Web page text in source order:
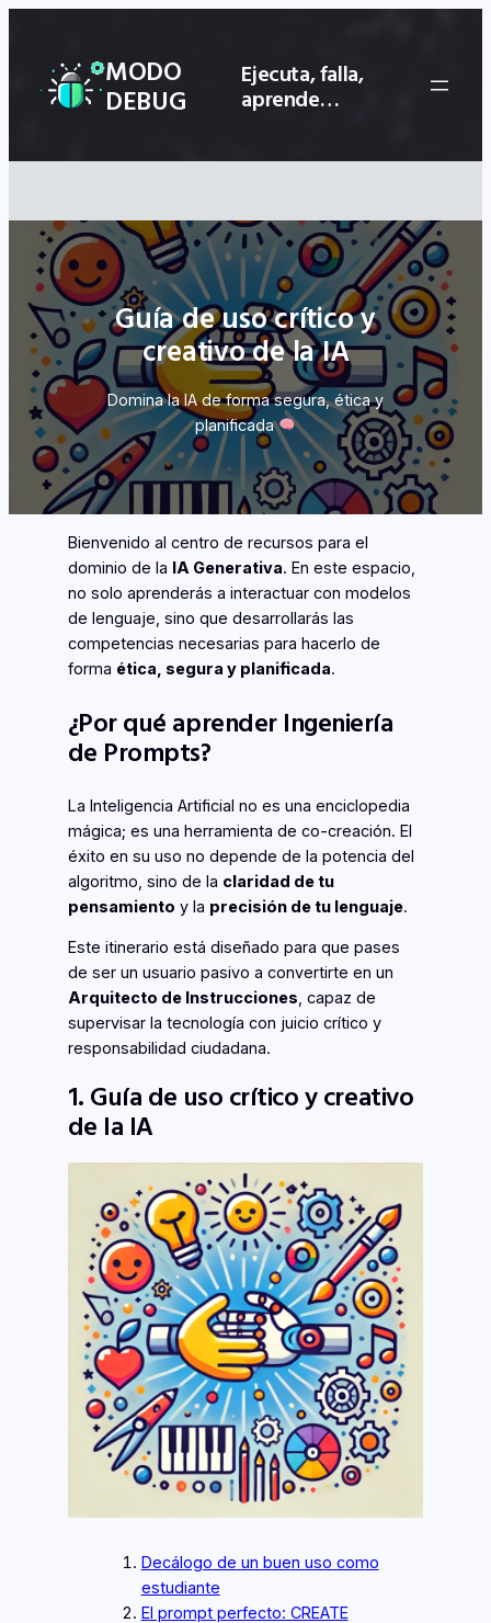
contenido
MODO
DEBUG
Ejecuta, falla,
aprende…
Guía de uso crítico y
creativo de la IA
Domina la IA de forma segura, ética y
planificada
Bienvenido al centro de recursos para el
dominio de la IA Generativa. En este espacio,
no solo aprenderás a interactuar con modelos
de lenguaje, sino que desarrollarás las
competencias necesarias para hacerlo de
forma ética, segura y planificada.
¿Por qué aprender Ingeniería
de Prompts?
La Inteligencia Artificial no es una enciclopedia
mágica; es una herramienta de co-creación. El
éxito en su uso no depende de la potencia del
algoritmo, sino de la claridad de tu
pensamiento y la precisión de tu lenguaje.
Este itinerario está diseñado para que pases
de ser un usuario pasivo a convertirte en un
Arquitecto de Instrucciones , capaz de
supervisar la tecnología con juicio crítico y
responsabilidad ciudadana.
1. Guía de uso crítico y creativo
de la IA
Decálogo de un buen uso como
estudiante
El prompt perfecto: CREATE